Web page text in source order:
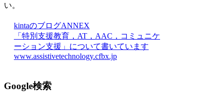
い。
kintaのブログANNEX
「特別支援教育，AT，AAC，コミュニケ
ーション支援」について書いています
www.assistivetechnology.cfbx.jp
Google検索